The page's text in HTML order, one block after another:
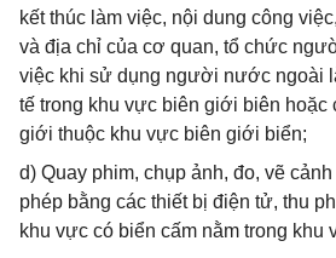
kết thúc làm việc, nội dung công
và địa chỉ của cơ quan, tổ chức
việc khi sử dụng người nước ngoài
tế trong khu vực biên giới biên hoặc
giới thuộc khu vực biên giới biển;
d) Quay phim, chụp ảnh, đo, vẽ
phép bằng các thiết bị điện tử, thu
khu vực có biển cấm nằm trong khu